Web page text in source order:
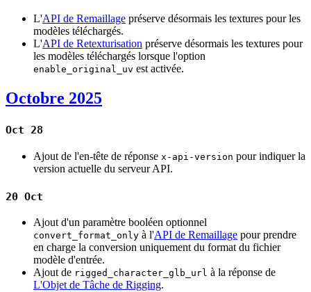
L'API de Remaillage préserve désormais les textures pour les
modèles téléchargés.
L'API de Retexturisation préserve désormais les textures pour
les modèles téléchargés lorsque l'option
enable_original_uv est activée.
Octobre 2025
Oct 28
Ajout de l'en-tête de réponse x-api-version pour indiquer la
version actuelle du serveur API.
20 Oct
Ajout d'un paramètre booléen optionnel
convert_format_only à l'API de Remaillage pour prendre
en charge la conversion uniquement du format du fichier
modèle d'entrée.
Ajout de rigged_character_glb_url à la réponse de
L'Objet de Tâche de Rigging.